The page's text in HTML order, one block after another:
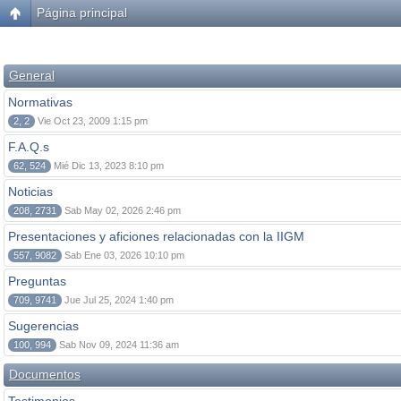
Página principal
General
Normativas
2, 2 Vie Oct 23, 2009 1:15 pm
F.A.Q.s
62, 524 Mié Dic 13, 2023 8:10 pm
Noticias
208, 2731 Sab May 02, 2026 2:46 pm
Presentaciones y aficiones relacionadas con la IIGM
557, 9082 Sab Ene 03, 2026 10:10 pm
Preguntas
709, 9741 Jue Jul 25, 2024 1:40 pm
Sugerencias
100, 994 Sab Nov 09, 2024 11:36 am
Documentos